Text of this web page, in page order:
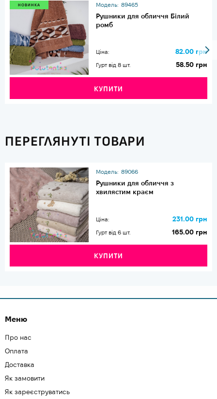
НОВИНКА Модель: 89465
Рушники для обличчя Білий
ромб
Ціна: 82.00 грн
Гурт від 8 шт. 58.50 грн
КУПИТИ
ПЕРЕГЛЯНУТІ ТОВАРИ
Модель: 89066
Рушники для обличчя з
хвилястим краєм
Ціна: 231.00 грн
Гурт від 6 шт. 165.00 грн
КУПИТИ
Меню
Про нас
Оплата
Доставка
Як замовити
Як зареєструватись